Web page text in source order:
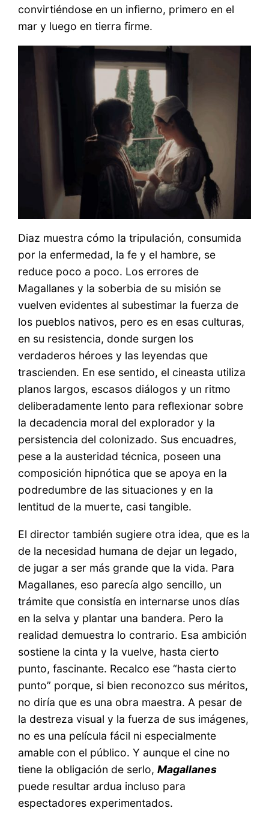
convirtiéndose en un infierno, primero en el
mar y luego en tierra firme.
Diaz muestra cómo la tripulación, consumida
por la enfermedad, la fe y el hambre, se
reduce poco a poco. Los errores de
Magallanes y la soberbia de su misión se
vuelven evidentes al subestimar la fuerza de
los pueblos nativos, pero es en esas culturas,
en su resistencia, donde surgen los
verdaderos héroes y las leyendas que
trascienden. En ese sentido, el cineasta utiliza
planos largos, escasos diálogos y un ritmo
deliberadamente lento para reflexionar sobre
la decadencia moral del explorador y la
persistencia del colonizado. Sus encuadres,
pese a la austeridad técnica, poseen una
composición hipnótica que se apoya en la
podredumbre de las situaciones y en la
lentitud de la muerte, casi tangible.
El director también sugiere otra idea, que es la
de la necesidad humana de dejar un legado,
de jugar a ser más grande que la vida. Para
Magallanes, eso parecía algo sencillo, un
trámite que consistía en internarse unos días
en la selva y plantar una bandera. Pero la
realidad demuestra lo contrario. Esa ambición
sostiene la cinta y la vuelve, hasta cierto
punto, fascinante. Recalco ese “hasta cierto
punto” porque, si bien reconozco sus méritos,
no diría que es una obra maestra. A pesar de
la destreza visual y la fuerza de sus imágenes,
no es una película fácil ni especialmente
amable con el público. Y aunque el cine no
tiene la obligación de serlo,Magallanes
puede resultar ardua incluso para
espectadores experimentados.